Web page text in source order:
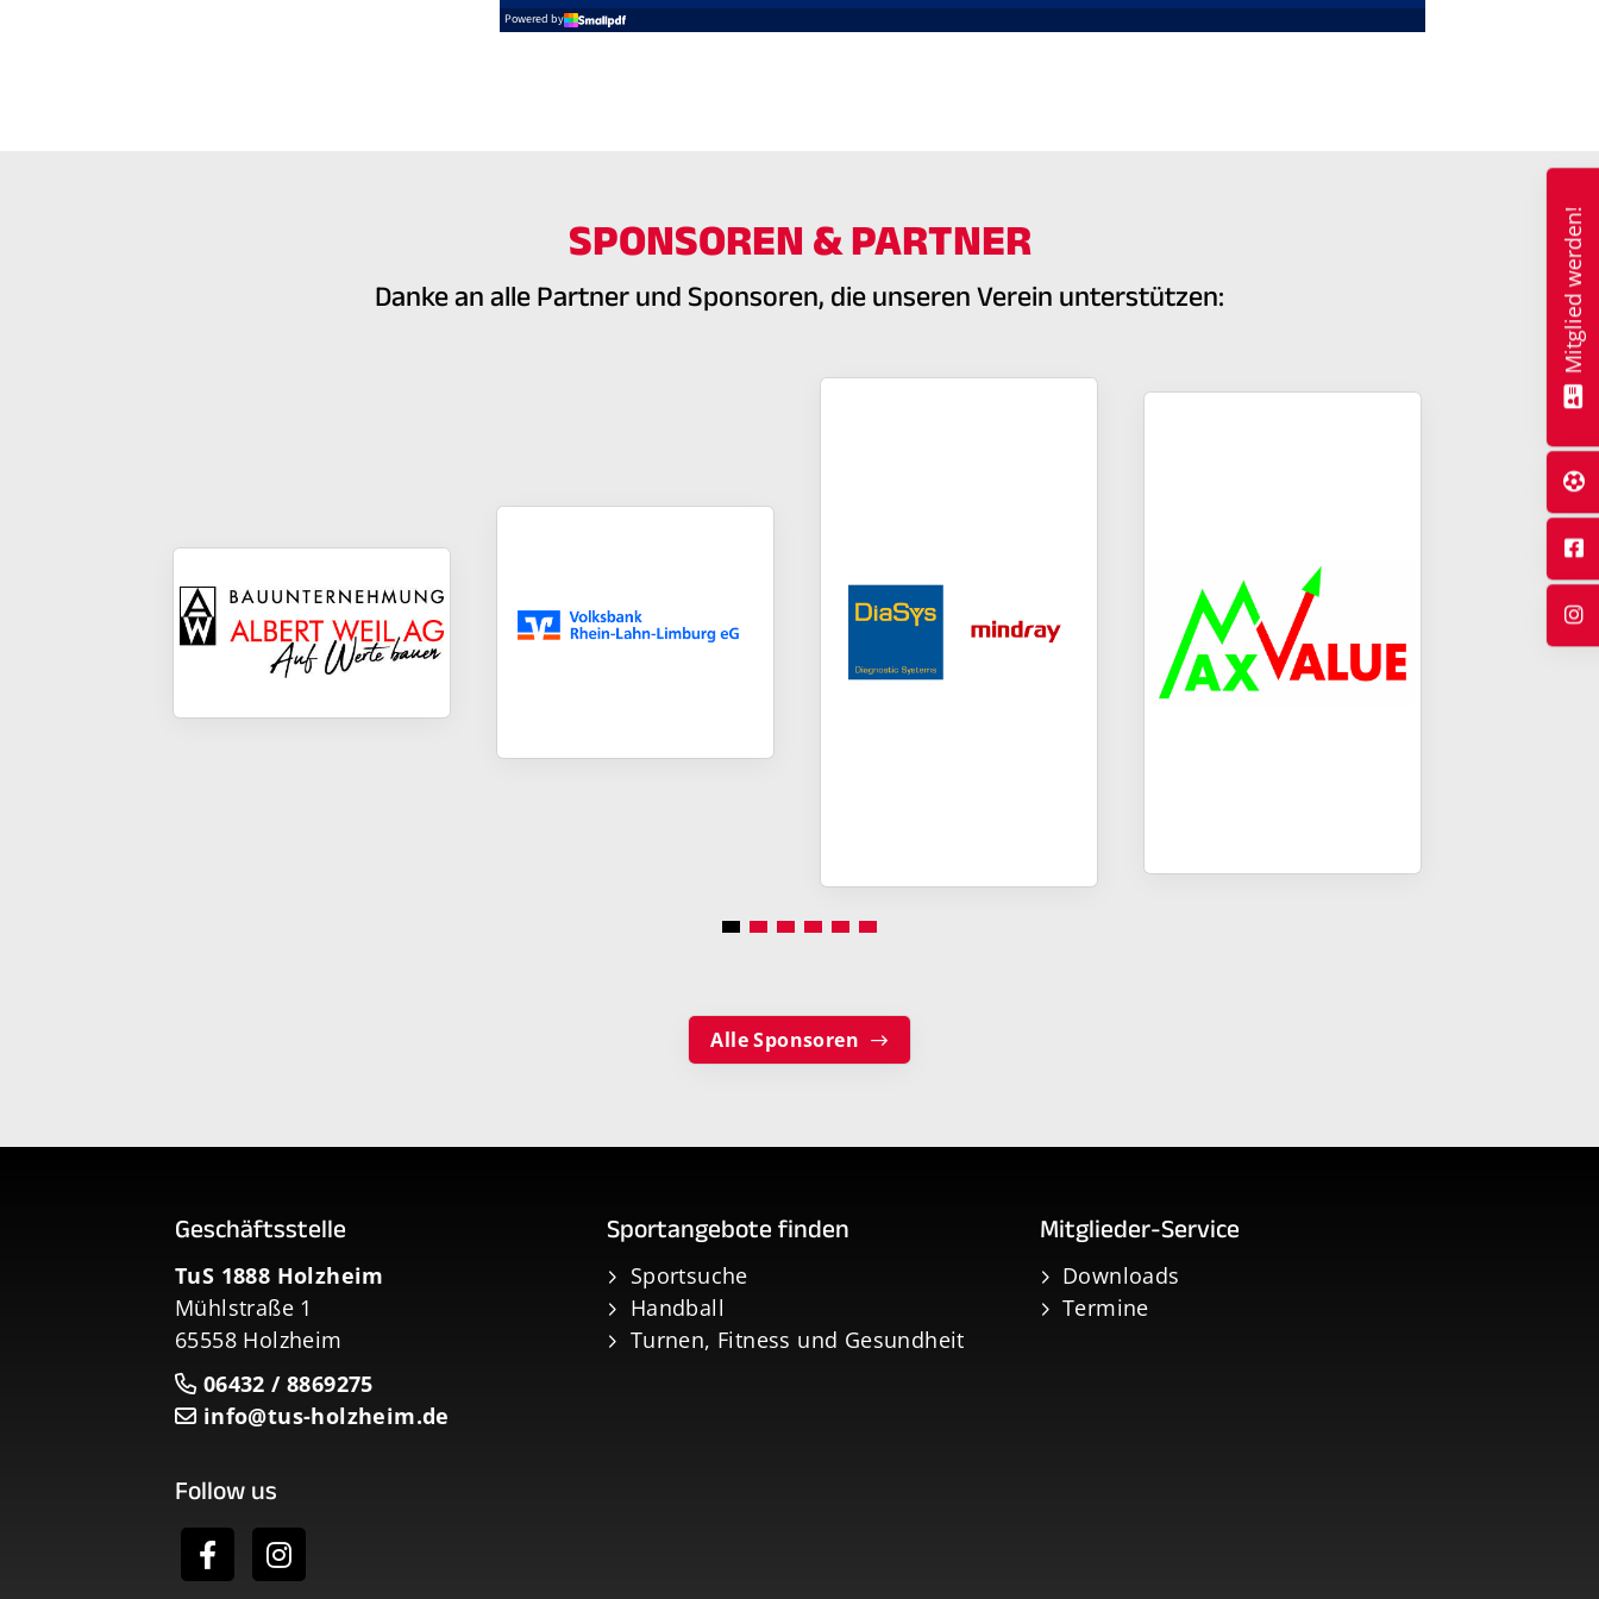
SPONSOREN & PARTNER
Danke an alle Partner und Sponsoren, die unseren Verein unterstützen:
Alle Sponsoren
Geschäftsstelle
TuS 1888 Holzheim
Mühlstraße 1
65558 Holzheim
06432 / 8869275
info@tus-holzheim.de
Sportangebote finden
Sportsuche
Handball
Turnen, Fitness und Gesundheit
Mitglieder-Service
Downloads
Termine
Follow us
Mitglied werden!